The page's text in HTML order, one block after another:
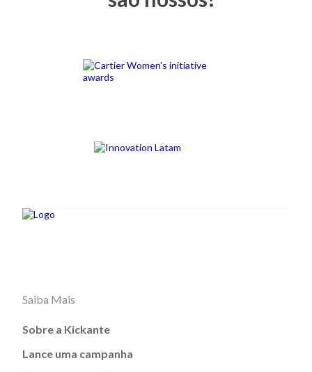
Saiba Mais
Sobre a Kickante
Lance uma campanha